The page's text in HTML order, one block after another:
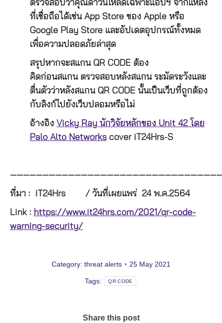
ตรวจสอบว่าคุณดาวน์โหลดเฉพาะแอปฯ จากแหล่ง
ที่เชื่อถือได้เช่น App Store ของ Apple หรือ
Google Play Store และอัปเดตอุปกรณ์ทั้งหมด
เพื่อความปลอดภัยล่าสุด
สรุปหากจะสแกน QR CODE ต้อง
คิดก่อนสแกน ตรวจสอบหลังสแกน ระมัดระวังและ
ตื่นตัวว่าหลังสแกน QR CODE นั้นเป็นเว็บที่ถูกต้อง
กับลิงก์ไปยังเว็บปลอมหรือไม่
อ้างอิง Vicky Ray นักวิจัยหลักของ Unit 42 โดย
Palo Alto Networks cover iT24Hrs-S
ที่มา : iT24Hrs / วันที่เผยแพร่ 24 พ.ค.2564
Link : https://www.it24hrs.com/2021/qr-code-
warning-security/
Category: threat alerts 25 May 2021
Tags: QR CODE
Share this post